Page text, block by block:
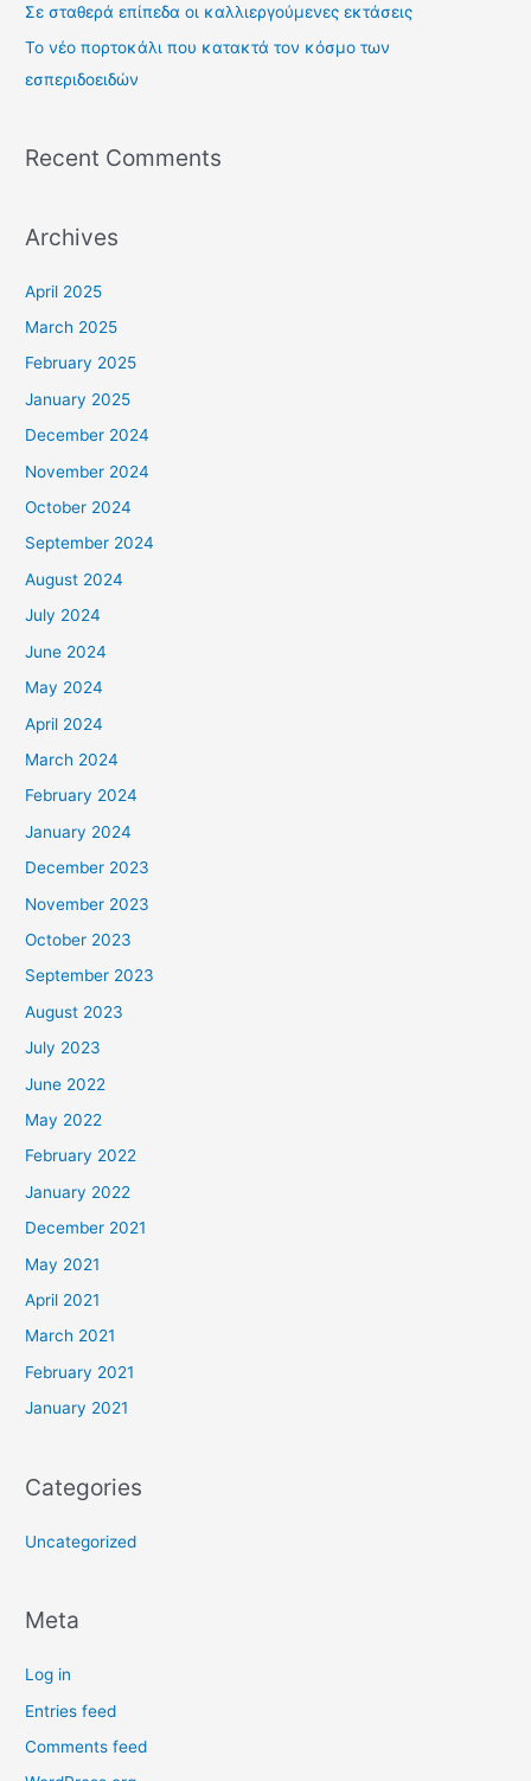
r
:
Σε σταθερά επίπεδα οι καλλιεργούμενες εκτάσεις
Το νέο πορτοκάλι που κατακτά τον κόσμο των
εσπεριδοειδών
Recent Comments
Archives
April 2025
March 2025
February 2025
January 2025
December 2024
November 2024
October 2024
September 2024
August 2024
July 2024
June 2024
May 2024
April 2024
March 2024
February 2024
January 2024
December 2023
November 2023
October 2023
September 2023
August 2023
July 2023
June 2022
May 2022
February 2022
January 2022
December 2021
May 2021
April 2021
March 2021
February 2021
January 2021
Categories
Uncategorized
Meta
Log in
Entries feed
Comments feed